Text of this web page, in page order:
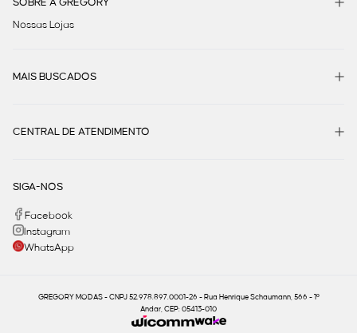
Nossas Lojas
MAIS BUSCADOS
CENTRAL DE ATENDIMENTO
SIGA-NOS
Facebook
Instagram
WhatsApp
GREGORY MODAS - CNPJ 52.978.897.0001-26 - Rua Henrique Schaumann, 566 - 1º
Andar, CEP: 05413-010